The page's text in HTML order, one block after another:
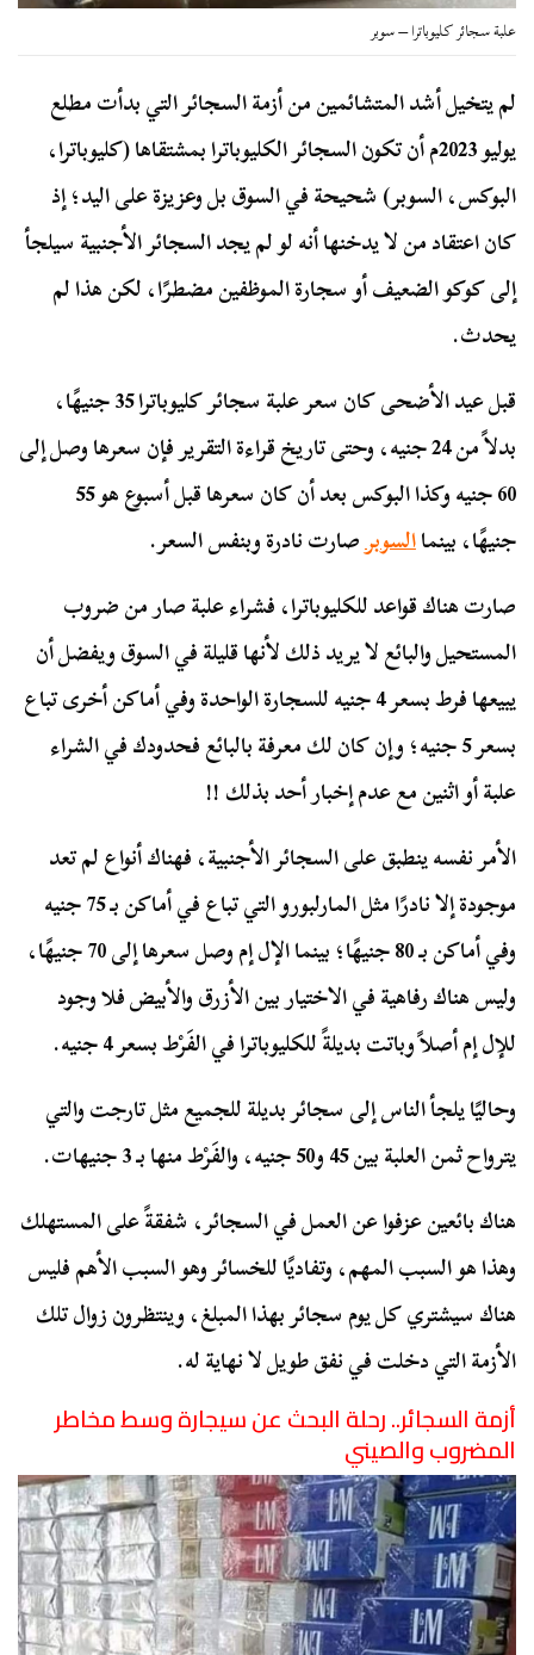
علبة سجائر كليوباترا – سوبر
لم يتخيل أشد المتشائمين من أزمة السجائر التي بدأت مطلع
يوليو 2023م أن تكون السجائر الكليوباترا بمشتقاها (كليوباترا،
البوكس، السوبر) شحيحة في السوق بل وعزيزة على اليد؛ إذ
كان اعتقاد من لا يدخنها أنه لو لم يجد السجائر الأجنبية سيلجأ
إلى كوكو الضعيف أو سجارة الموظفين مضطرًا، لكن هذا لم
يحدث.
قبل عيد الأضحى كان سعر علبة سجائر كليوباترا 35 جنيهًا،
بدلاً من 24 جنيه، وحتى تاريخ قراءة التقرير فإن سعرها وصل إلى
60 جنيه وكذا البوكس بعد أن كان سعرها قبل أسبوع هو 55
جنيهًا، بينماالسوبرصارت نادرة وبنفس السعر.
صارت هناك قواعد للكليوباترا، فشراء علبة صار من ضروب
المستحيل والبائع لا يريد ذلك لأنها قليلة في السوق ويفضل أن
يبيعها فرط بسعر 4 جنيه للسجارة الواحدة وفي أماكن أخرى تباع
بسعر 5 جنيه؛ وإن كان لك معرفة بالبائع فحدودك في الشراء
علبة أو اثنين مع عدم إخبار أحد بذلك !!
الأمر نفسه ينطبق على السجائر الأجنبية، فهناك أنواع لم تعد
موجودة إلا نادرًا مثل المارلبورو التي تباع في أماكن بـ 75 جنيه
وفي أماكن بـ 80 جنيهًا؛ بينما الإل إم وصل سعرها إلى 70 جنيهًا،
وليس هناك رفاهية في الاختيار بين الأزرق والأبيض فلا وجود
للإل إم أصلاً وباتت بديلةً للكليوباترا في الفَرْط بسعر 4 جنيه.
وحاليًا يلجأ الناس إلى سجائر بديلة للجميع مثل تارجت والتي
يترواح ثمن العلبة بين 45 و50 جنيه، والفَرْط منها بـ 3 جنيهات.
هناك بائعين عزفوا عن العمل في السجائر، شفقةً على المستهلك
وهذا هو السبب المهم، وتفاديًا للخسائر وهو السبب الأهم فليس
هناك سيشتري كل يوم سجائر بهذا المبلغ، وينتظرون زوال تلك
الأزمة التي دخلت في نفق طويل لا نهاية له.
أزمة السجائر.. رحلة البحث عن سيجارة وسط مخاطر
المضروب والصيني